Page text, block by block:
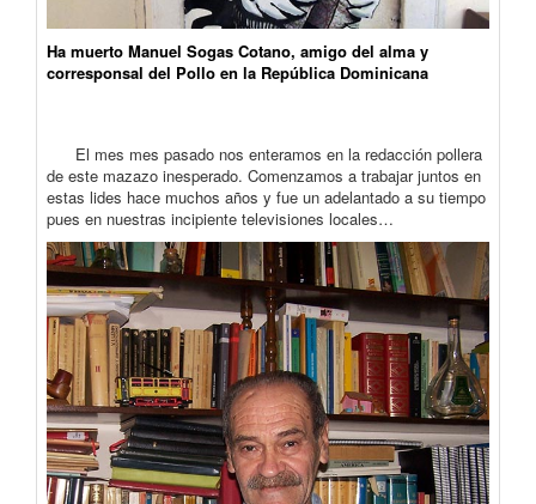
Ha muerto Manuel Sogas Cotano, amigo del alma y
corresponsal del Pollo en la República Dominicana
El mes mes pasado nos enteramos en la redacción pollera
de este mazazo inesperado. Comenzamos a trabajar juntos en
estas lides hace muchos años y fue un adelantado a su tiempo
pues en nuestras incipiente televisiones locales…